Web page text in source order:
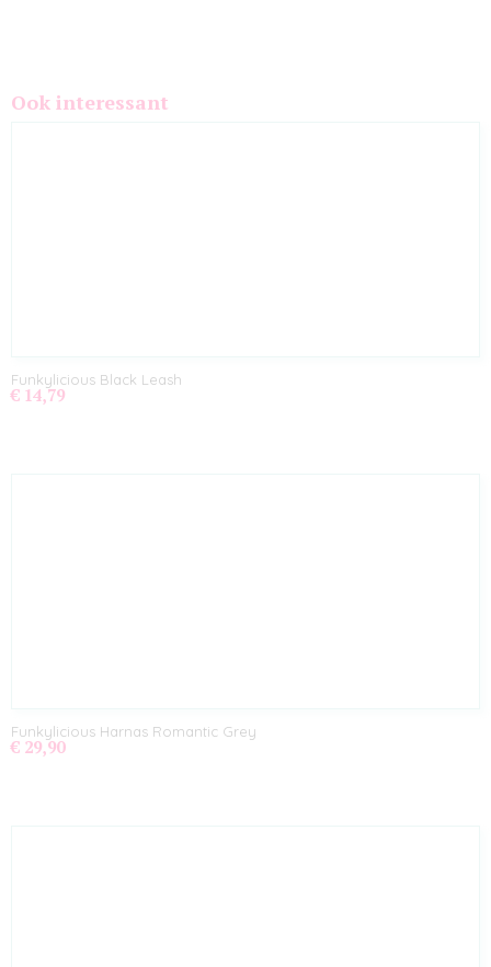
Ook interessant
Funkylicious Black Leash
€ 14,79
Funkylicious Harnas Romantic Grey
€ 29,90